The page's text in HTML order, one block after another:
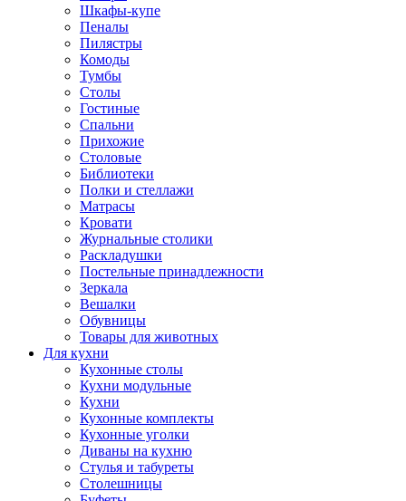
Шкафы-купе
Пеналы
Пилястры
Комоды
Тумбы
Столы
Гостиные
Спальни
Прихожие
Столовые
Библиотеки
Полки и стеллажи
Матрасы
Кровати
Журнальные столики
Раскладушки
Постельные принадлежности
Зеркала
Вешалки
Обувницы
Товары для животных
Для кухни
Кухонные столы
Кухни модульные
Кухни
Кухонные комплекты
Кухонные уголки
Диваны на кухню
Стулья и табуреты
Столешницы